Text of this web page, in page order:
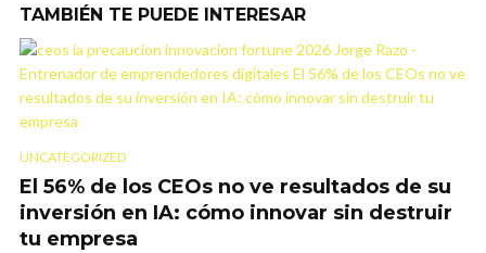
TAMBIÉN TE PUEDE INTERESAR
UNCATEGORIZED
El 56% de los CEOs no ve resultados de su
inversión en IA: cómo innovar sin destruir
tu empresa